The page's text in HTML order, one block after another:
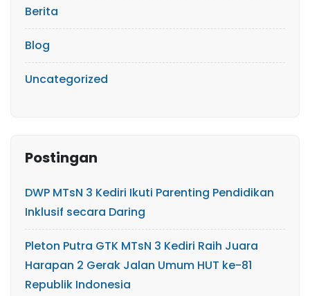
Berita
Blog
Uncategorized
Postingan
DWP MTsN 3 Kediri Ikuti Parenting Pendidikan
Inklusif secara Daring
Pleton Putra GTK MTsN 3 Kediri Raih Juara
Harapan 2 Gerak Jalan Umum HUT ke-81
Republik Indonesia